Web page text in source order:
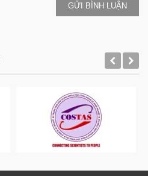
GỬI BÌNH LUẬN